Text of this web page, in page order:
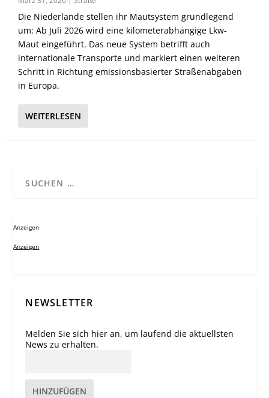
Die Niederlande stellen ihr Mautsystem grundlegend
um: Ab Juli 2026 wird eine kilometerabhängige Lkw-
Maut eingeführt. Das neue System betrifft auch
internationale Transporte und markiert einen weiteren
Schritt in Richtung emissionsbasierter Straßenabgaben
in Europa.
WEITERLESEN
Anzeigen
Anzeigen
NEWSLETTER
Melden Sie sich hier an, um laufend die aktuellsten
News zu erhalten.
HINZUFÜGEN